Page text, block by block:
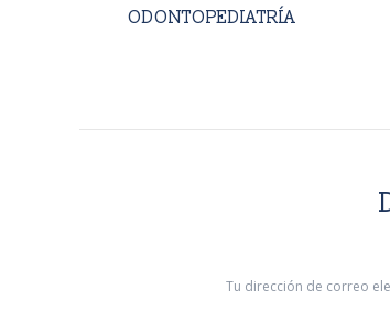
ODONTOPEDIATRÍA
Tu dirección de correo